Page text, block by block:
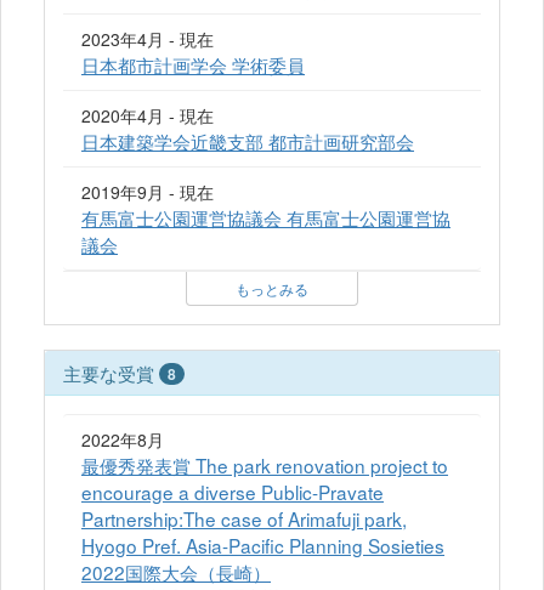
2023年4月 - 現在
日本都市計画学会 学術委員
2020年4月 - 現在
日本建築学会近畿支部 都市計画研究部会
2019年9月 - 現在
有馬富士公園運営協議会 有馬富士公園運営協
議会
もっとみる
主要な受賞 8
2022年8月
最優秀発表賞 The park renovation project to
encourage a diverse Public-Pravate
Partnership:The case of Arimafuji park,
Hyogo Pref. Asia-Pacific Planning Sosieties
2022国際大会（長崎）